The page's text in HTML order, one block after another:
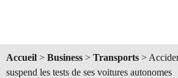
Accueil > Business > Transports >
suspend les tests de ses voitures autonomes